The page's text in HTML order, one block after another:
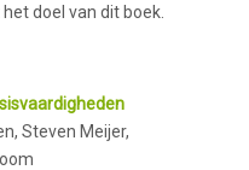
doel van dit boek.
Steven Meijer,